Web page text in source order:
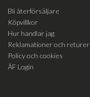
Bli återförsäljare
Köpvillkor
Hur handlar jag
Reklamationer och returer
Policy och cookies
ÅF Login